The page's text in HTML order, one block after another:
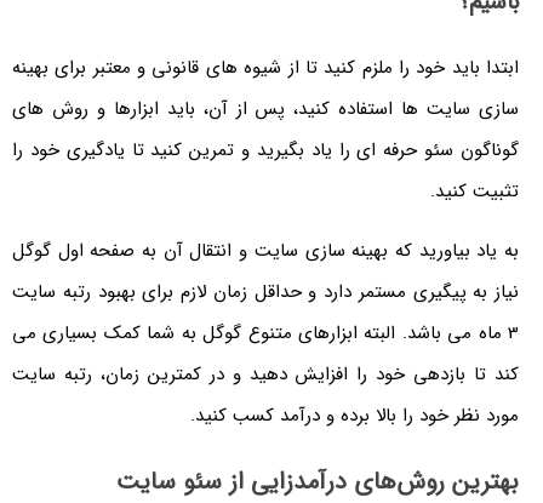
ابتدا باید خود را ملزم کنید تا از شیوه های قانونی و معتبر برای بهینه
سازی سایت ها استفاده کنید، پس از آن، باید ابزارها و روش های
گوناگون سئو حرفه ای را یاد بگیرید و تمرین کنید تا یادگیری خود را
تثبیت کنید.
به یاد بیاورید که بهینه سازی سایت و انتقال آن به صفحه اول گوگل
نیاز به پیگیری مستمر دارد و حداقل زمان لازم برای بهبود رتبه سایت
3 ماه می باشد. البته ابزارهای متنوع گوگل به شما کمک بسیاری می
کند تا بازدهی خود را افزایش دهید و در کمترین زمان، رتبه سایت
مورد نظر خود را بالا برده و درآمد کسب کنید.
بهترین روش‌های درآمدزایی از سئو سایت